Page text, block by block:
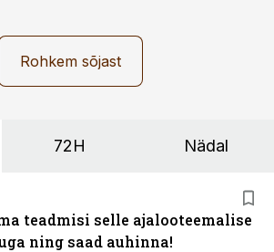
Rohkem sõjast
72H Nädal
teadmisi selle ajalooteemalise
ning saad auhinna!